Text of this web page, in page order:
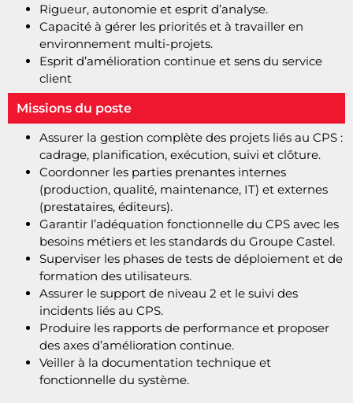
Rigueur, autonomie et esprit d’analyse.
Capacité à gérer les priorités et à travailler en
environnement multi-projets.
Esprit d’amélioration continue et sens du service
client
Missions du poste
Assurer la gestion complète des projets liés au CPS :
cadrage, planification, exécution, suivi et clôture.
Coordonner les parties prenantes internes
(production, qualité, maintenance, IT) et externes
(prestataires, éditeurs).
Garantir l’adéquation fonctionnelle du CPS avec les
besoins métiers et les standards du Groupe Castel.
Superviser les phases de tests de déploiement et de
formation des utilisateurs.
Assurer le support de niveau 2 et le suivi des
incidents liés au CPS.
Produire les rapports de performance et proposer
des axes d’amélioration continue.
Veiller à la documentation technique et
fonctionnelle du système.